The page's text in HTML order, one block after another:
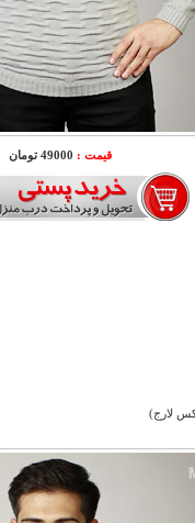
قیمت : 49000 تومان
لارج)